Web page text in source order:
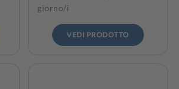
giorno/i
VEDI PRODOTTO